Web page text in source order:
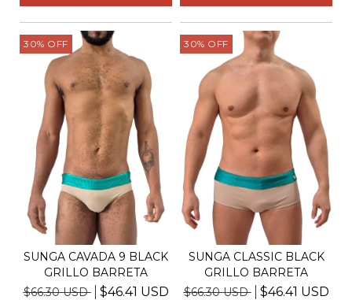
30% OFF
SUNGA CAVADA 9 BLACK
GRILLO BARRETA
$66.30 USD
$46.41 USD
30% OFF
SUNGA CLASSIC BLACK
GRILLO BARRETA
$66.30 USD
$46.41 USD